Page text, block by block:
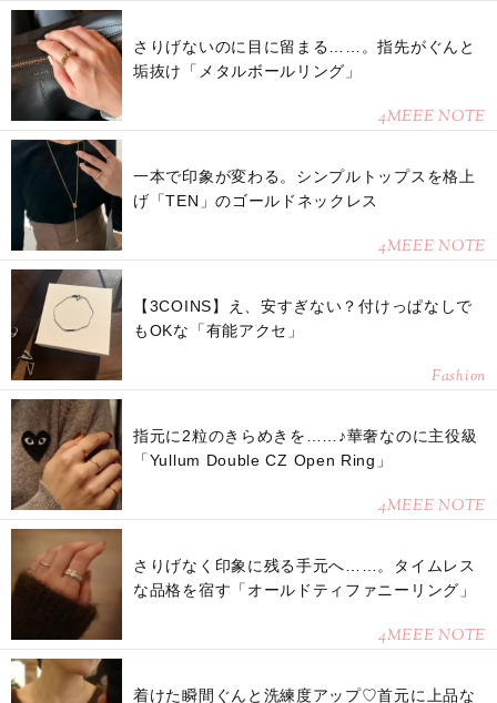
さりげないのに目に留まる……。指先がぐんと
垢抜け「メタルボールリング」
4MEEE NOTE
一本で印象が変わる。シンプルトップスを格上
げ「TEN」のゴールドネックレス
4MEEE NOTE
【3COINS】え、安すぎない？付けっぱなしで
もOKな「有能アクセ」
Fashion
指元に2粒のきらめきを……♪華奢なのに主役級
「Yullum Double CZ Open Ring」
4MEEE NOTE
さりげなく印象に残る手元へ……。タイムレス
な品格を宿す「オールドティファニーリング」
4MEEE NOTE
着けた瞬間ぐんと洗練度アップ♡首元に上品な